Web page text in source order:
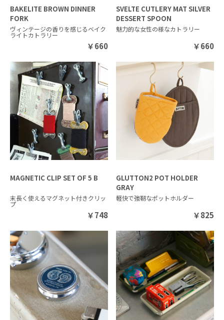
BAKELITE BROWN DINNER
FORK
ヴィンテージの香りを感じるベイク
ライトカトラリー
￥660
SVELTE CUTLERY MAT SILVER
DESSERT SPOON
魅力的な女性の様なカトラリー
￥660
MAGNETIC CLIP SET OF 5 B
末長く使えるマグネット付きクリッ
プ
￥748
GLUTTON2 POT HOLDER
GRAY
軽快で強靭なポットホルダー
￥825